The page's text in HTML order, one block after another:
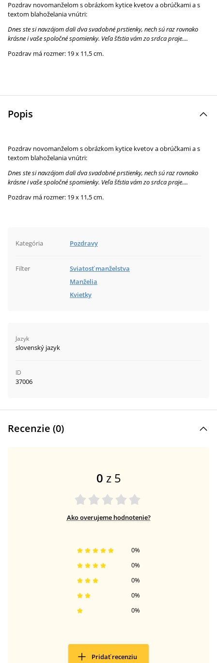
Pozdrav novomanželom s obrázkom kytice kvetov a obrúčkami a s
textom blahoželania vnútri:
Dnes ste si navzájom dali dva svadobné prstienky, nech sú raz rovnako
krásne i vaše spoločné spomienky. Veľa šťstia vám zo srdca praje....
Pozdrav má rozmer: 19 x 11,5 cm.
Popis
Pozdrav novomanželom s obrázkom kytice kvetov a obrúčkami a s
textom blahoželania vnútri:
Dnes ste si navzájom dali dva svadobné prstienky, nech sú raz rovnako
krásne i vaše spoločné spomienky. Veľa šťstia vám zo srdca praje....
Pozdrav má rozmer: 19 x 11,5 cm.
Kategória Pozdravy
Filter
Sviatosť manželstva
Manželia
Kvietky
Jazyk
slovenský jazyk
ID
37006
Recenzie (0)
0 z 5
Ako overujeme hodnotenie?
0%
0%
0%
0%
0%
Pridať recenziu